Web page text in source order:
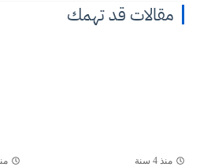
مقالات قد تهمك
منذ 4 سنة منذ 4